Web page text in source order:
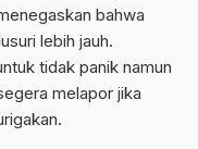
bahwa
lebih jauh.
tidak panik namun
melapor jika